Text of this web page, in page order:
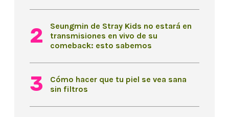
Seungmin de Stray Kids no estará en
transmisiones en vivo de su
comeback: esto sabemos
Cómo hacer que tu piel se vea sana
sin filtros